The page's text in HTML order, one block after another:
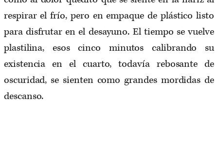
respirar el frío, pero en empaque de plástico listo
para disfrutar en el desayuno. El tiempo se vuelve
plastilina, esos cinco minutos calibrando su
existencia en el cuarto, todavía rebosante de
oscuridad, se sienten como grandes mordidas de
descanso.